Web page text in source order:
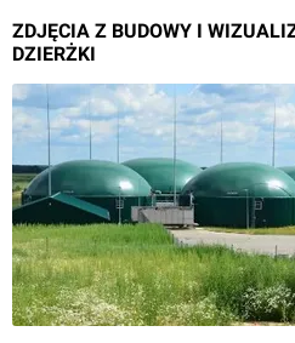
ZDJĘCIA Z BUDOWY I
DZIERŻKI